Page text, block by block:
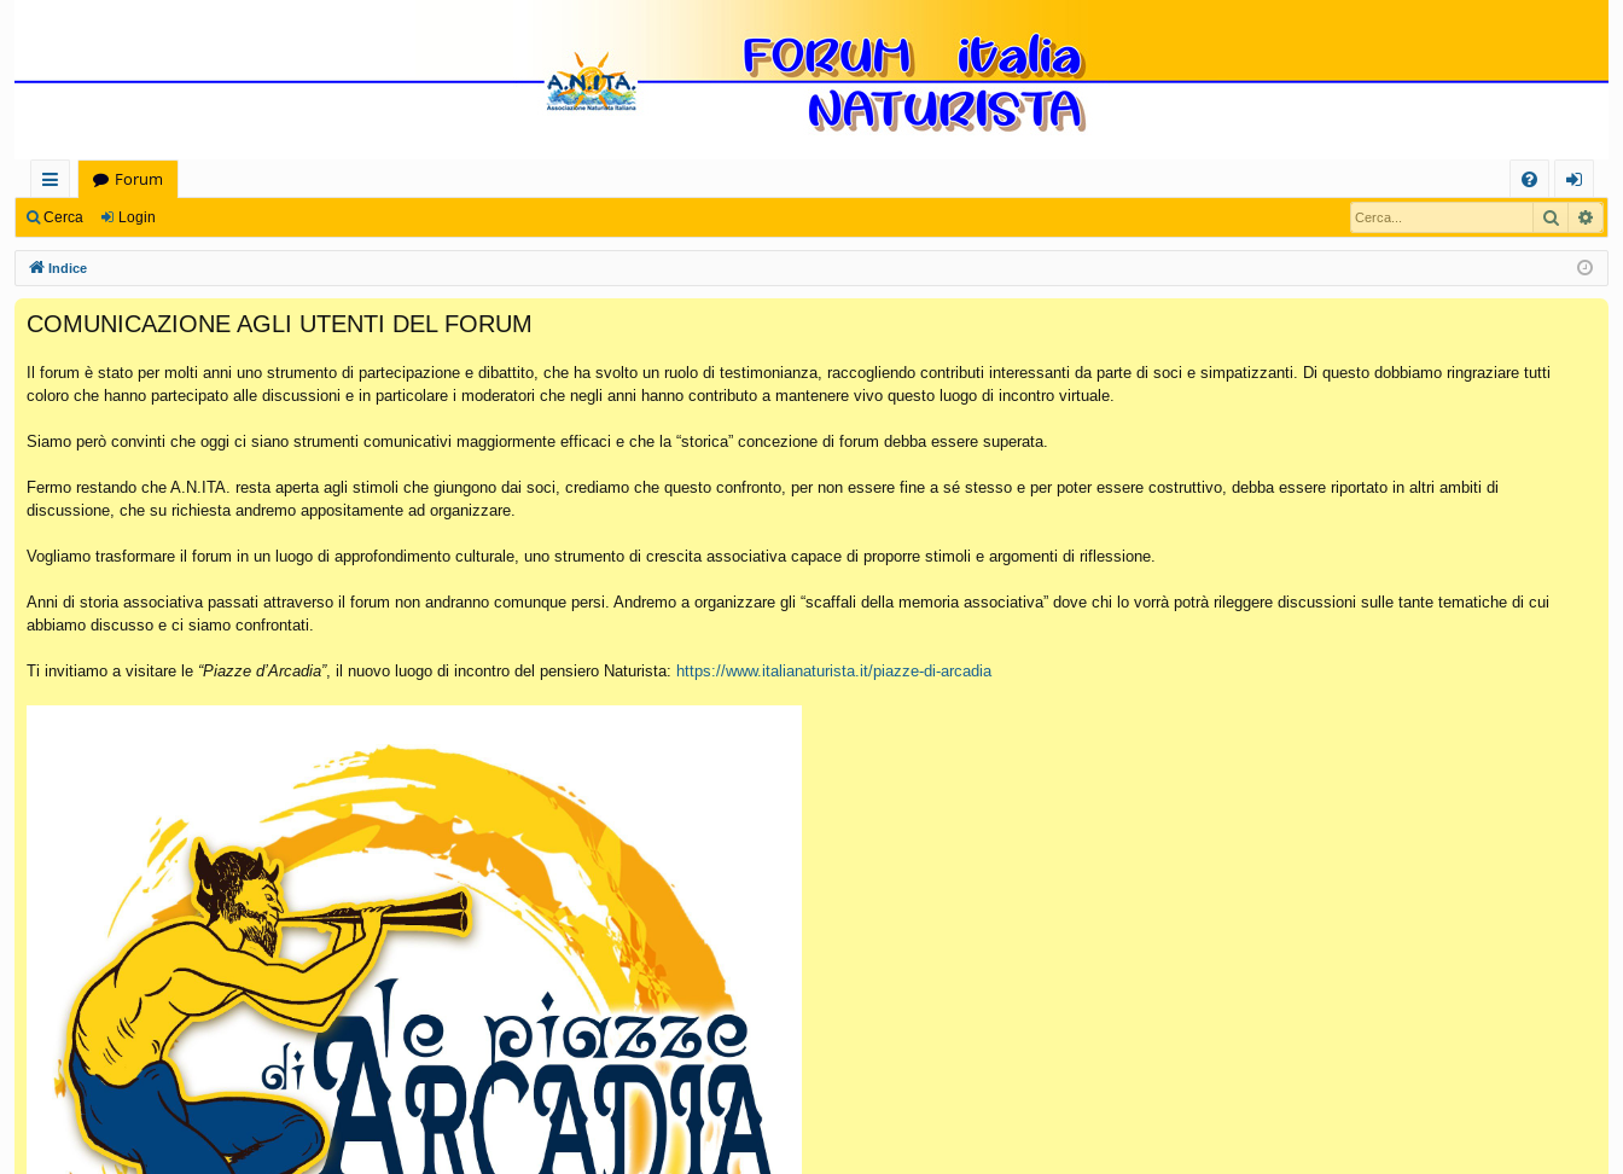
oll
eg
a
m
en
ti
Ra
di
Forum
Q
og
in
Cerca Login Cerca
Indice
COMUNICAZIONE AGLI UTENTI DEL FORUM
Il forum è stato per molti anni uno strumento di partecipazione e dibattito, che ha svolto un ruolo di testimonianza, raccogliendo contributi interessanti da parte di soci e simpatizzanti. Di questo dobbiamo ringraziare tutti
coloro che hanno partecipato alle discussioni e in particolare i moderatori che negli anni hanno contributo a mantenere vivo questo luogo di incontro virtuale.
Siamo però convinti che oggi ci siano strumenti comunicativi maggiormente efficaci e che la “storica” concezione di forum debba essere superata.
Fermo restando che A.N.ITA. resta aperta agli stimoli che giungono dai soci, crediamo che questo confronto, per non essere fine a sé stesso e per poter essere costruttivo, debba essere riportato in altri ambiti di
discussione, che su richiesta andremo appositamente ad organizzare.
Vogliamo trasformare il forum in un luogo di approfondimento culturale, uno strumento di crescita associativa capace di proporre stimoli e argomenti di riflessione.
Anni di storia associativa passati attraverso il forum non andranno comunque persi. Andremo a organizzare gli “scaffali della memoria associativa” dove chi lo vorrà potrà rileggere discussioni sulle tante tematiche di cui
abbiamo discusso e ci siamo confrontati.
Ti invitiamo a visitare le “Piazze d’Arcadia”, il nuovo luogo di incontro del pensiero Naturista: https://www.italianaturista.it/piazze-di-arcadia